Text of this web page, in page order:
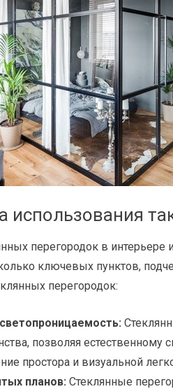
использования
перегородок в
ключевых пунктов,
перегородок:
позволяя естественному
простора и визуальной
планов: Стеклянные